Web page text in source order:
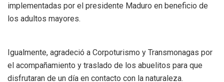
implementadas por el presidente Maduro en beneficio de
los adultos mayores.
Igualmente, agradeció a Corpoturismo y Transmonagas por
el acompañamiento y traslado de los abuelitos para que
disfrutaran de un día en contacto con la naturaleza.